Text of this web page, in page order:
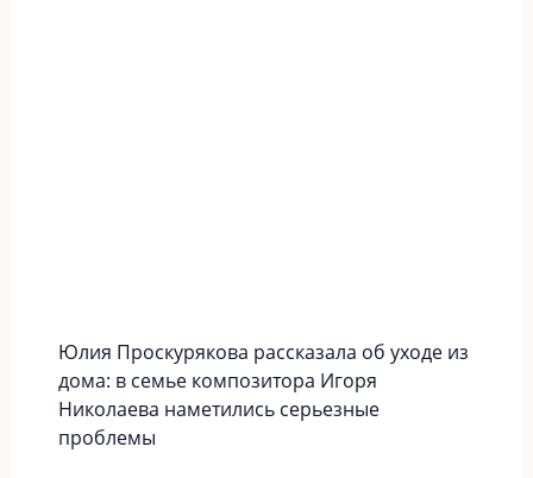
Юлия Проскурякова рассказала об уходе из
дома: в семье композитора Игоря
Николаева наметились серьезные
проблемы